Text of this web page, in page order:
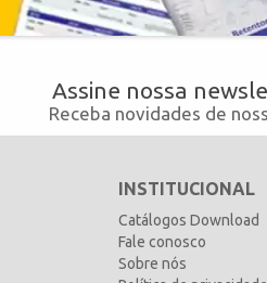
Assine nossa
Receba novidades de
INSTITUCIONAL
Catálogos Download
Fale conosco
Sobre nós